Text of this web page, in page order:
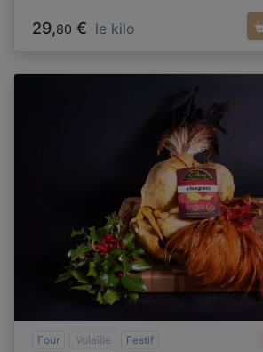
29,80 € le kilo
Four Volaille Festif